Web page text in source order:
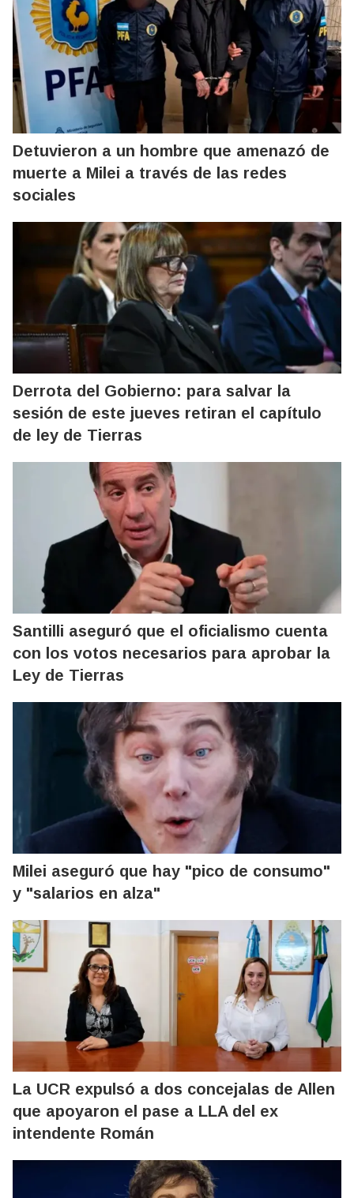
Detuvieron a un hombre que amenazó de
muerte a Milei a través de las redes
sociales
Derrota del Gobierno: para salvar la
sesión de este jueves retiran el capítulo
de ley de Tierras
Santilli aseguró que el oficialismo cuenta
con los votos necesarios para aprobar la
Ley de Tierras
Milei aseguró que hay "pico de consumo"
y "salarios en alza"
La UCR expulsó a dos concejalas de Allen
que apoyaron el pase a LLA del ex
intendente Román